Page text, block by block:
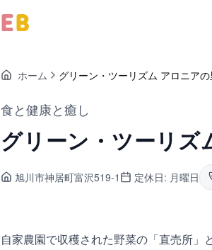
ホーム グリーン・ツーリズム アロニアの
食と健康と癒し
グリーン・ツーリズ
旭川市神居町富沢519-1 定休日: 月曜日
自家農園で収穫された野菜の「直売所